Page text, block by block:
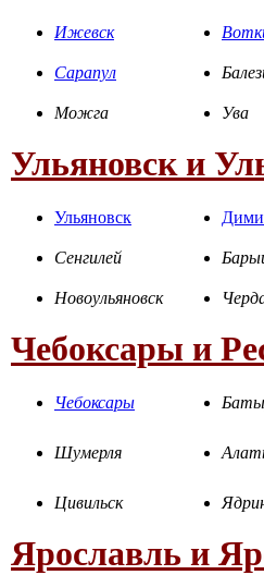
Ижевск
Сарапул
Можга Ува
Ульяновск и
Ульяновск
Сенгилей
Новоульяновск
Чебоксары и
Чебоксары
Шумерля
Цивильск
Ярославль и